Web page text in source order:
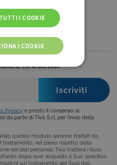
Clicca qui
newsletter
Privacy e presto il consenso al
da parte di Tivù S.r.l. per l’invio della
questo modulo saranno trattati da
trattamento, nel pieno rispetto della
dei dati personali. Tivù tratterà i Suoi
dopo aver acquisito il Suo specifico
sul trattamento dei Suoi dati
I COOKIE
I COOKIE